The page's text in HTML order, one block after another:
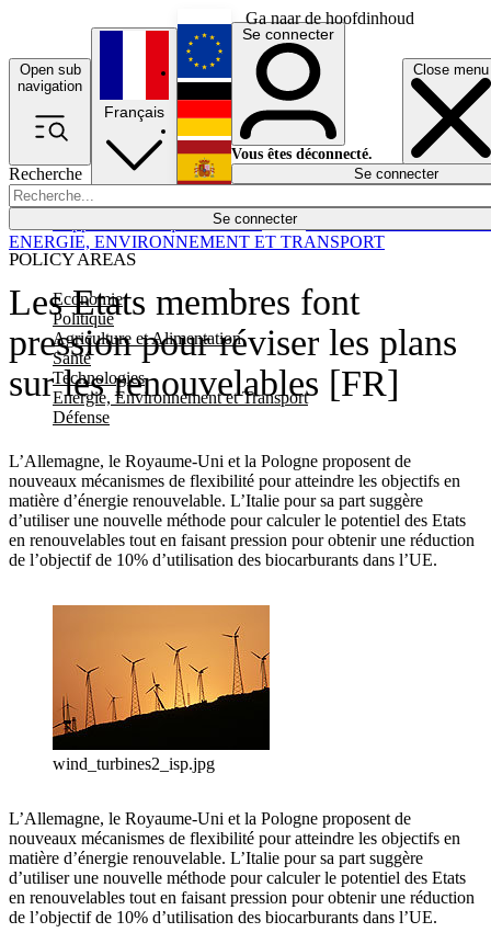
Ga naar de hoofdinhoud
Open sub
navigation
Close menu
Recherche
Se connecter
POLICY AREAS
Economie
Politique
Agriculture et Alimentation
Santé
Technologies
Energie, Environnement et Transport
Défense
Économie
Français
English
Deutsch
Español
Se connecter
Vous êtes déconnecté.
Se connecter
Les Etats membres font
pression pour réviser les plans
sur les renouvelables [FR]
L’Allemagne, le Royaume-Uni et la Pologne proposent de
nouveaux mécanismes de flexibilité pour atteindre les objectifs en
matière d’énergie renouvelable. L’Italie pour sa part suggère
d’utiliser une nouvelle méthode pour calculer le potentiel des Etats
en renouvelables tout en faisant pression pour obtenir une réduction
de l’objectif de 10% d’utilisation des biocarburants dans l’UE.
ENERGIE, ENVIRONNEMENT ET TRANSPORT
wind_turbines2_isp.jpg
L’Allemagne, le Royaume-Uni et la Pologne proposent de
nouveaux mécanismes de flexibilité pour atteindre les objectifs en
matière d’énergie renouvelable. L’Italie pour sa part suggère
d’utiliser une nouvelle méthode pour calculer le potentiel des Etats
en renouvelables tout en faisant pression pour obtenir une réduction
de l’objectif de 10% d’utilisation des biocarburants dans l’UE.